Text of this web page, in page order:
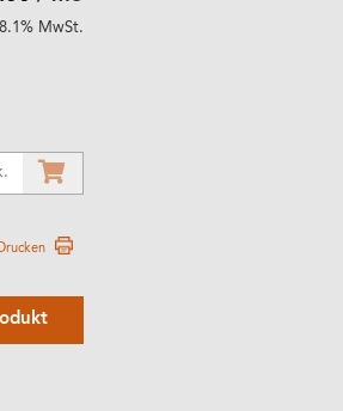
MwSt.